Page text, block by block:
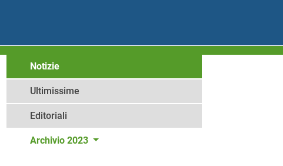
Notizie
Ultimissime
Editoriali
Archivio 2023